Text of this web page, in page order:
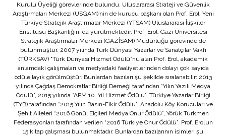
Kurulu Üyeliği görevlerinde bulundu. Uluslararası Strateji ve Güvenlik
Araştırmaları Merkezi (USGAM)’nin de kurucu başkanı olan Prof. Erol, Yeni
Türkiye Stratejik Araştırmalar Merkezi (YTSAM) Uluslararası İlişkiler
Enstitüsü Başkanlığını da yürütmektedir. Prof. Erol, Gazi Üniversitesi
Stratejik Araştırmalar Merkezi (GAZİSAM) Müdürlüğü görevinde de
bulunmuştur. 2007 yılında Türk Dünyası Yazarlar ve Sanatçılar Vakfı
(TÜRKSAV) “Türk Dünyası Hizmet Ödülü”nü alan Prof. Erol, akademik
anlamdaki çalışmaları ve medyadaki faaliyetlerinden dolayı çok sayıda
ödüle layık görülmüştür. Bunlardan bazıları şu şekilde sıralanabilir: 2013
yılında Çağdaş Demokratlar Birliği Derneği tarafından “Yılın Yazılı Medya
Ödülü”, 2015 yılında “APM 10. Yıl Hizmet Ödülü”, Türkiye Yazarlar Birliği
(TYB) tarafından “2015 Yılın Basın-Fikir Ödülü”, Anadolu Köy Korucuları ve
Şehit Aileleri “2016 Gönül Elçileri Medya Onur Ödülü”, Yörük Türkmen
Federasyonları tarafından verilen “2016 Türkiye Onur Ödülü”. Prof. Erol’un
15 kitap çalışması bulunmaktadır. Bunlardan bazılarının isimleri şu